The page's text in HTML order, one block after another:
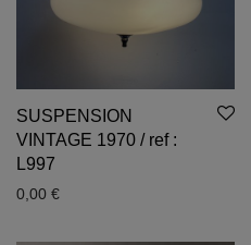
SUSPENSION
VINTAGE 1970 / ref :
L997
0,00 €